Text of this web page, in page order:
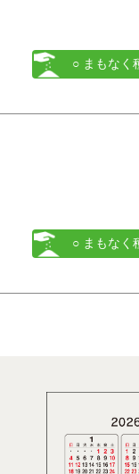
○ まもなく
○ まもなく